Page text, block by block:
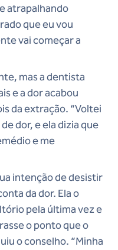
atrapalhando
que eu vou
vai começar a
mas a dentista
e a dor acabou
da extração. “Voltei
dor, e ela dizia que
e me
intenção de desistir
da dor. Ela o
pela última vez e
o ponto que o
o conselho. “Minha